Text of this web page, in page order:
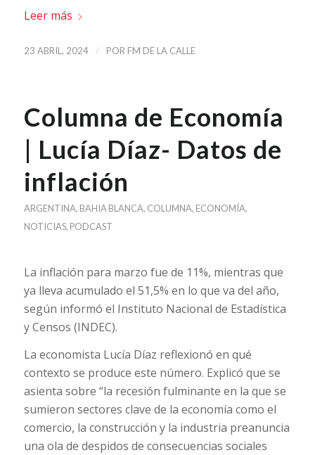
Leer más
23 ABRIL, 2024 / POR FM DE LA CALLE
Columna de Economía
| Lucía Díaz- Datos de
inflación
ARGENTINA, BAHIA BLANCA, COLUMNA, ECONOMÍA,
NOTICIAS, PODCAST
La inflación para marzo fue de 11%, mientras que
ya lleva acumulado el 51,5% en lo que va del año,
según informó el Instituto Nacional de Estadística
y Censos (INDEC).
La economista Lucía Díaz reflexionó en qué
contexto se produce este número. Explicó que se
asienta sobre “la recesión fulminante en la que se
sumieron sectores clave de la economía como el
comercio, la construcción y la industria preanuncia
una ola de despidos de consecuencias sociales